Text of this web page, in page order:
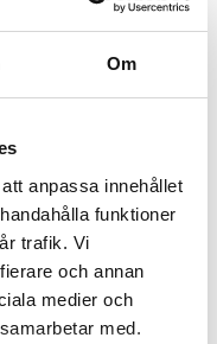
Om
anpassa innehållet
funktioner
trafik. Vi
och annan
medier och
med.
vinställ bronze
kr